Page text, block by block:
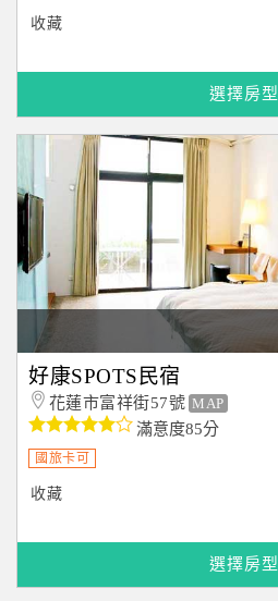
收藏
選擇房型
好康SPOTS民宿
花蓮市富祥街57號 MAP
滿意度85分
國旅卡可
收藏
選擇房型